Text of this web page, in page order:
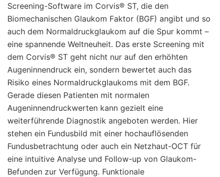
Screening-Software im Corvis® ST, die den
Biomechanischen Glaukom Faktor (BGF) angibt und so
auch dem Normaldruckglaukom auf die Spur kommt –
eine spannende Weltneuheit. Das erste Screening mit
dem Corvis® ST geht nicht nur auf den erhöhten
Augeninnendruck ein, sondern bewertet auch das
Risiko eines Normaldruckglaukoms mit dem BGF.
Gerade diesen Patienten mit normalen
Augeninnendruckwerten kann gezielt eine
weiterführende Diagnostik angeboten werden. Hier
stehen ein Fundusbild mit einer hochauflösenden
Fundusbetrachtung oder auch ein Netzhaut-OCT für
eine intuitive Analyse und Follow-up von Glaukom-
Befunden zur Verfügung. Funktionale